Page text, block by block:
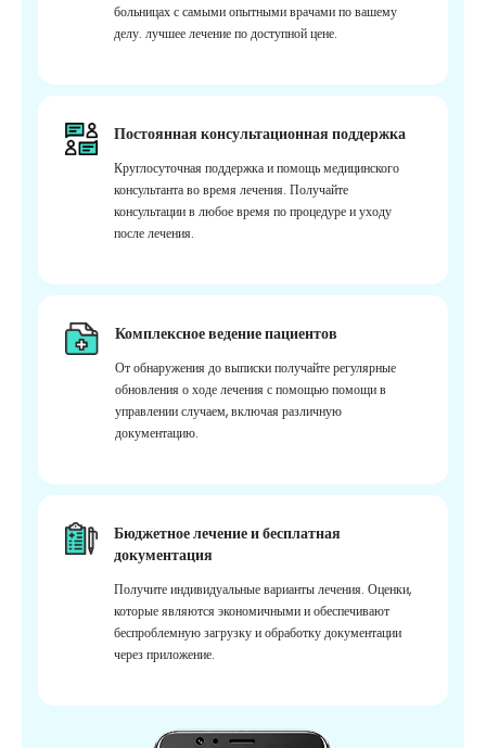
больницах с самыми опытными врачами по вашему
делу. лучшее лечение по доступной цене.
Постоянная консультационная поддержка
Круглосуточная поддержка и помощь медицинского
консультанта во время лечения. Получайте
консультации в любое время по процедуре и уходу
после лечения.
Комплексное ведение пациентов
От обнаружения до выписки получайте регулярные
обновления о ходе лечения с помощью помощи в
управлении случаем, включая различную
документацию.
Бюджетное лечение и бесплатная
документация
Получите индивидуальные варианты лечения. Оценки,
которые являются экономичными и обеспечивают
беспроблемную загрузку и обработку документации
через приложение.